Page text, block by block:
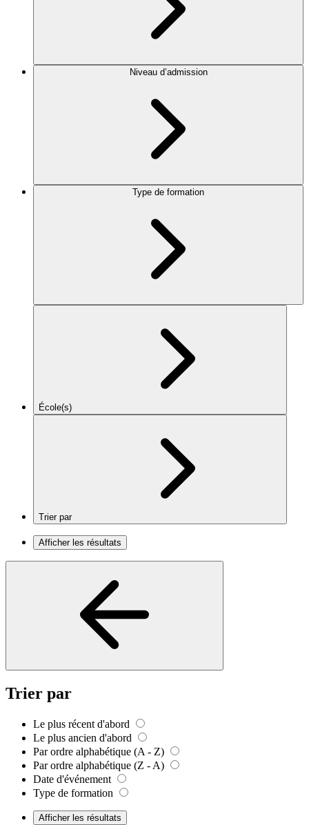
Niveau d’admission
Type de formation
École(s)
Trier par
Afficher les résultats
Trier par
Le plus récent d'abord
Le plus ancien d'abord
Par ordre alphabétique (A - Z)
Par ordre alphabétique (Z - A)
Date d'événement
Type de formation
Afficher les résultats